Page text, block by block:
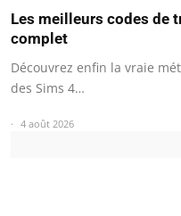
Les meilleurs codes de
complet
Découvrez enfin la vraie
des Sims 4…
4 août 2026